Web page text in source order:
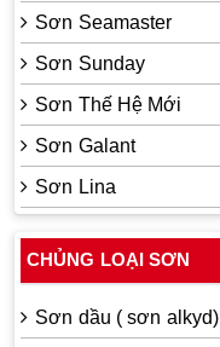
Sơn Seamaster
Sơn Sunday
Sơn Thế Hệ Mới
Sơn Galant
Sơn Lina
CHỦNG LOẠI SƠN
Sơn dầu ( sơn alkyd)